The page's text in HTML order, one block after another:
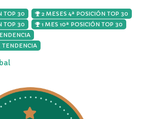
TOP 30
2 MESES 4ª POSICIÓN TOP 30
TOP 30
1 MES 10ª POSICIÓN TOP 30
TENDENCIA